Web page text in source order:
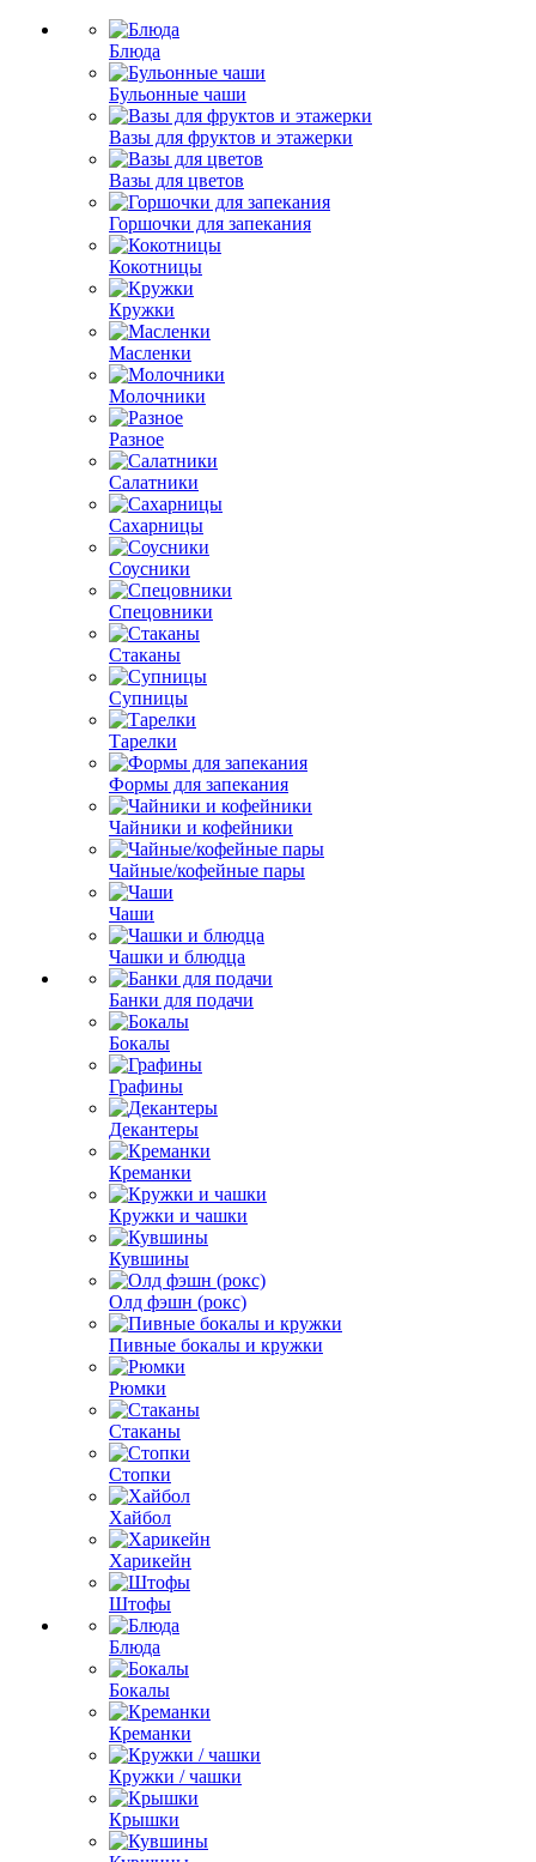
Блюда
Бульонные чаши
Вазы для фруктов и этажерки
Вазы для цветов
Горшочки для запекания
Кокотницы
Кружки
Масленки
Молочники
Разное
Салатники
Сахарницы
Соусники
Спецовники
Стаканы
Супницы
Тарелки
Формы для запекания
Чайники и кофейники
Чайные/кофейные пары
Чаши
Чашки и блюдца
Банки для подачи
Бокалы
Графины
Декантеры
Креманки
Кружки и чашки
Кувшины
Олд фэшн (рокс)
Пивные бокалы и кружки
Рюмки
Стаканы
Стопки
Хайбол
Харикейн
Штофы
Блюда
Бокалы
Креманки
Кружки / чашки
Крышки